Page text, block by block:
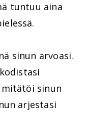
tuntuu aina
sinun arvoasi.
sinun
arjestasi